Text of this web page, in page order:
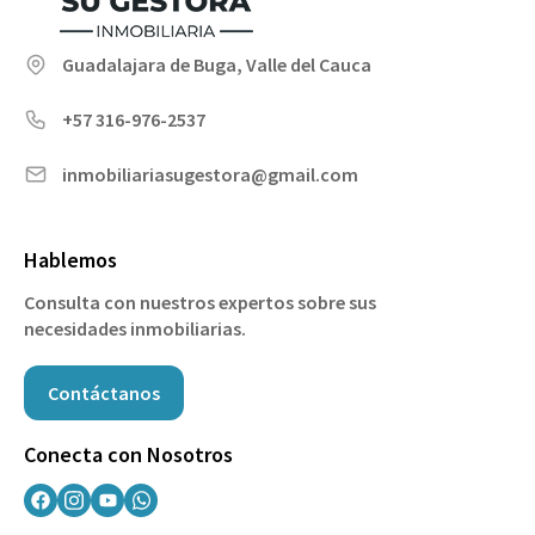
Guadalajara de Buga, Valle del Cauca
+57 316-976-2537
inmobiliariasugestora@gmail.com
Hablemos
Consulta con nuestros expertos sobre sus
necesidades inmobiliarias.
Contáctanos
Conecta con Nosotros